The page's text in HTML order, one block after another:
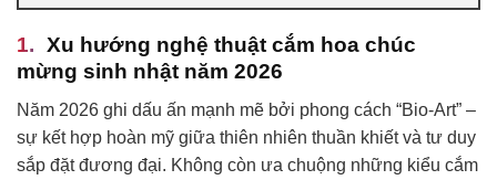
Xu hướng nghệ thuật cắm hoa chúc
mừng sinh nhật năm 2026
Năm 2026 ghi dấu ấn mạnh mẽ bởi phong cách “Bio-Art” –
sự kết hợp hoàn mỹ giữa thiên nhiên thuần khiết và tư duy
sắp đặt đương đại. Không còn ưa chuộng những kiểu cắm